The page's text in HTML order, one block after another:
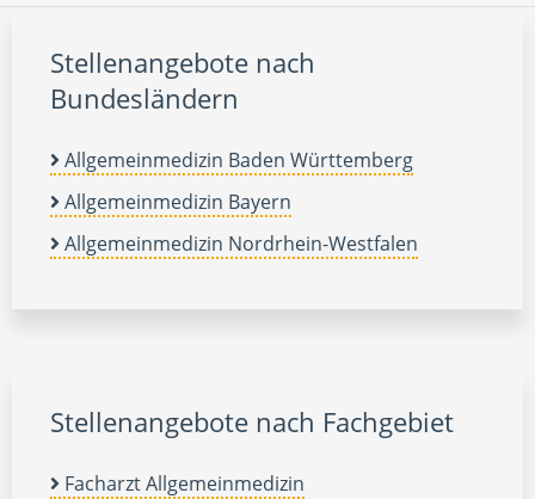
Stellenangebote nach
Bundesländern
Allgemeinmedizin Baden Württemberg
Allgemeinmedizin Bayern
Allgemeinmedizin Nordrhein-Westfalen
Stellenangebote nach Fachgebiet
Facharzt Allgemeinmedizin